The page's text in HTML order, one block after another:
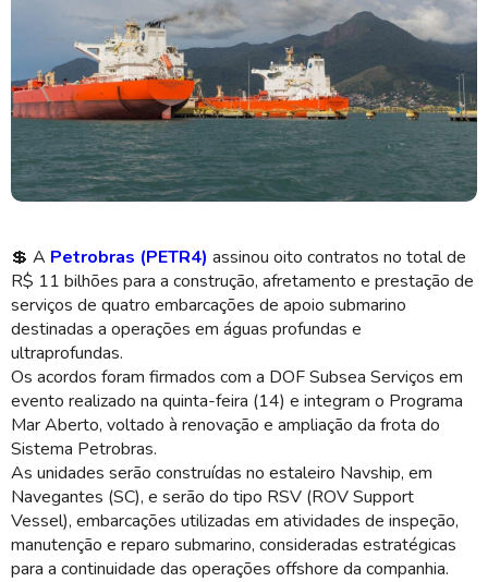
💲 A Petrobras (PETR4) assinou oito contratos no total de
R$ 11 bilhões para a construção, afretamento e prestação de
serviços de quatro embarcações de apoio submarino
destinadas a operações em águas profundas e
ultraprofundas.
Os acordos foram firmados com a DOF Subsea Serviços em
evento realizado na quinta-feira (14) e integram o Programa
Mar Aberto, voltado à renovação e ampliação da frota do
Sistema Petrobras.
As unidades serão construídas no estaleiro Navship, em
Navegantes (SC), e serão do tipo RSV (ROV Support
Vessel), embarcações utilizadas em atividades de inspeção,
manutenção e reparo submarino, consideradas estratégicas
para a continuidade das operações offshore da companhia.